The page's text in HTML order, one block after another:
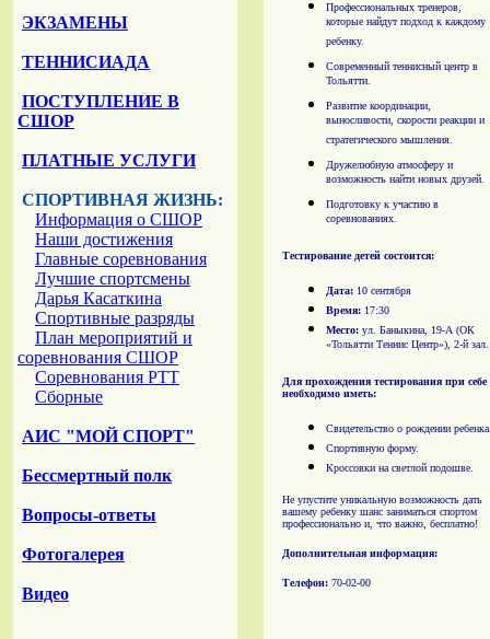
ЭКЗАМЕНЫ
ТЕННИСИАДА
ПОСТУПЛЕНИЕ В
СШОР
ПЛАТНЫЕ УСЛУГИ
СПОРТИВНАЯ ЖИЗНЬ:
Информация о СШОР
Наши достижения
Главные соревнования
Лучшие спортсмены
Дарья Касаткина
Спортивные разряды
План мероприятий и
соревнования СШОР
Соревнования РТТ
Сборные
АИС "МОЙ СПОРТ"
Бессмертный полк
Вопросы-ответы
Фотогалерея
Видео
Профессиональных тренеров,
которые найдут подход к каждому
ребенку.
Современный теннисный центр в
Тольятти.
Развитие координации,
выносливости, скорости реакции и
стратегического мышления.
Дружелюбную атмосферу и
возможность найти новых друзей.
Подготовку к участию в
соревнованиях.
Тестирование детей состоится:
Дата: 10 сентября
Время: 17:30
Место: ул. Баныкина, 19-А (ОК
«Тольятти Теннис Центр»), 2-й зал.
Для прохождения тестирования при себе
необходимо иметь:
Свидетельство о рождении
Спортивную форму.
Кроссовки на светлой подошве.
Не упустите уникальную возможность дать
вашему ребенку шанс заниматься спортом
профессионально и, что важно, бесплатно!
Дополнительная информация:
Телефон: 70-02-00